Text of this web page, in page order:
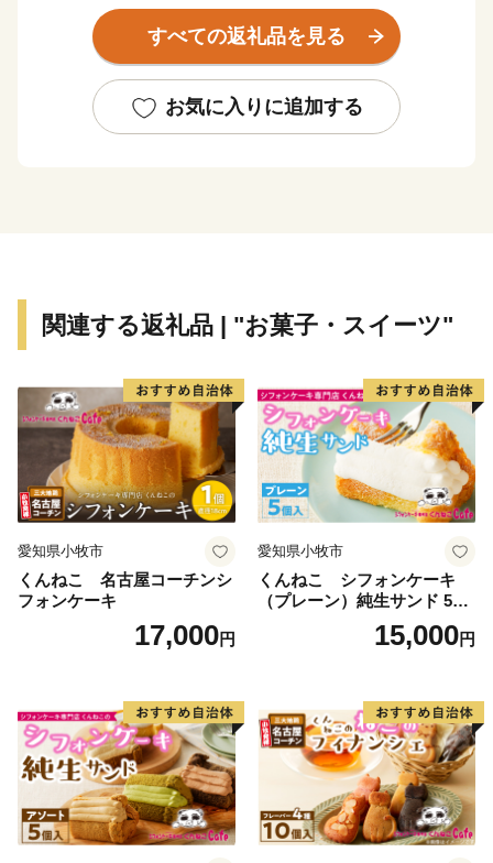
1990(平成2)年
家庭ごみ集積所「クリーンボックス」の規格統一を開
び廃屋の撤去を行い、統一感のある景観を創造。
景観行政団体となる。翌年に法委任条例制定、景観計画
を策定。
2012(平成24)年
「日本で最も美しい村連合」に加盟。
妥協しない景観づくりに取り組んでいる。
【天然記念物 歌才ブナ林】
市街地からわずか2kmの場所に、約92haのブナの原生林
として国の天然記念物に指定）が広がっており、散策路
ばれる姿も見ることができます。地域住民の積極的な保
護活動により２度の伐採の危機を乗り越え、現在、まち
のシンボルとして多くの人たちに親しまれています。
2004(平成16)年には、これまでのブナを活用したまちづ
くりと、歌才に加え添別・白井川の３つの地域の地理
的・学術的価値が評価され、本町のブナ林は「北限のブ
すべての返礼品を見る
お気に入りに追加する
関連する返礼品 | "お菓子・スイーツ"
愛知県小牧市
くんねこ 名古屋コーチンシ
フォンケーキ
17,000円
愛知県小牧市
くんねこ シフォンケーキ
（プレーン）純生サンド 5個
15,000円